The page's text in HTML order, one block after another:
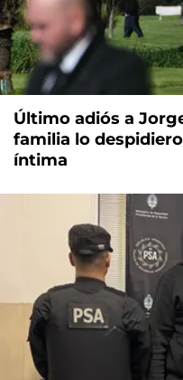
Último adiós a
familia lo
íntima